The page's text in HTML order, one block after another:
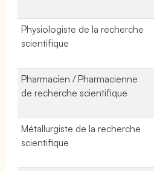
Physiologiste de la recherche
scientifique
Pharmacien / Pharmacienne
de recherche scientifique
Métallurgiste de la recherche
scientifique